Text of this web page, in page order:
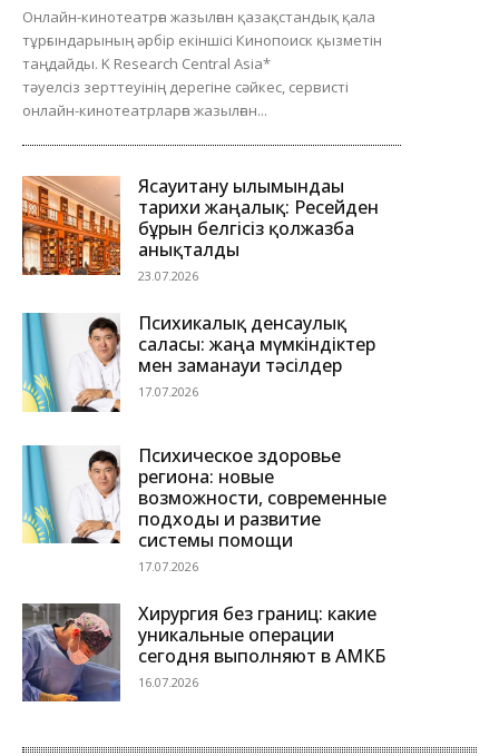
Онлайн-кинотеатрға жазылған қазақстандық қала
тұрғындарының әрбір екіншісі Кинопоиск қызметін
таңдайды. K Research Central Asia*
тәуелсіз зерттеуінің дерегіне сәйкес, сервисті
онлайн-кинотеатрларға жазылған...
Ясауитану ғылымындағы
тарихи жаңалық: Ресейден
бұрын белгісіз қолжазба
анықталды
23.07.2026
Психикалық денсаулық
саласы: жаңа мүмкіндіктер
мен заманауи тәсілдер
17.07.2026
Психическое здоровье
региона: новые
возможности, современные
подходы и развитие
системы помощи
17.07.2026
Хирургия без границ: какие
уникальные операции
сегодня выполняют в АМКБ
16.07.2026